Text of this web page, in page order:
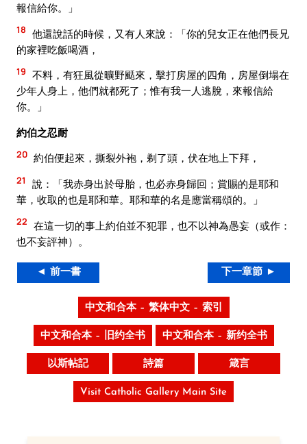
報信給你。」
18 他還說話的時候，又有人來說：「你的兒女正在他們長兄
的家裡吃飯喝酒，
19 不料，有狂風從曠野颳來，擊打房屋的四角，房屋倒塌在
少年人身上，他們就都死了；惟有我一人逃脫，來報信給
你。」
約伯之忍耐
20 約伯便起來，撕裂外袍，剃了頭，伏在地上下拜，
21
說：「我赤身出於母胎，也必赤身歸回；賞賜的是耶和
華，收取的也是耶和華。耶和華的名是應當稱頌的。」
22 在這一切的事上約伯並不犯罪，也不以神為愚妄（或作：
也不妄評神）。
◄ 前一書 下一章節 ►
中文和合本 – 繁体中文 – 索引
中文和合本 – 旧约全书 中文和合本 – 新约全书
以斯帖記 詩篇 箴言
Visit Catholic Gallery Main Site